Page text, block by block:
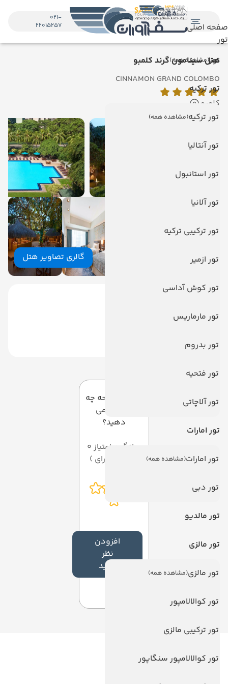
صفحه اصلی
تور
تور(مشاهده همه)
تور ترکیه
تور ترکیه(مشاهده همه)
تور آنتالیا
تور استانبول
تور آلانیا
تور ترکیبی ترکیه
تور ازمیر
تور کوش آداسی
تور مارماریس
تور بدروم
تور فتحیه
تور آلاچاتی
تور امارات
تور امارات(مشاهده همه)
تور دبی
تور مالدیو
تور مالزی
تور مالزی(مشاهده همه)
تور کوالالامپور
تور ترکیبی مالزی
تور کوالالامپور سنگاپور
021-
22015257
هتل سینامون گرند کلمبو
CINNAMON GRAND COLOMBO
کلمبو
گالری تصاویر هتل
به این صفحه چه
امتیازی می
دهید؟
میانگین امتیاز 0
افزودن
نظر
جدید
لینک های مفید